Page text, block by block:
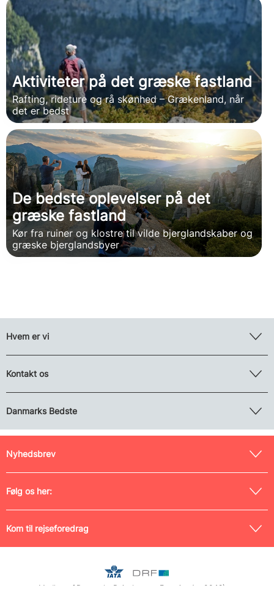
Aktiviteter på det græske fastland
Rafting, rideture og rå skønhed – Grækenland, når
det er bedst
De bedste oplevelser på det
græske fastland
Kør fra ruiner og klostre til vilde bjerglandskaber og
græske bjerglandsbyer
Hvem er vi
Kontakt os
Danmarks Bedste
Nyhedsbrev
Følg os her:
Kom til rejseforedrag
Medlem af Danmarks Rejsebureau-Forening (nr. 0042) og